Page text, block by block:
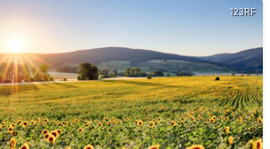
123RF